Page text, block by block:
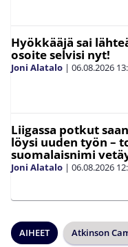
Hyökkääjä sai
osoite selvisi nyt!
Joni Alatalo | 06.08.2026
Liigassa potkut
löysi uuden työn –
suomalaisnimi
Joni Alatalo | 06.08.2026
AIHEET Atkinson